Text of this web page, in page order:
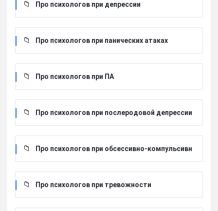
Про психологов при депрессии
Про психологов при панических атаках
Про психологов при ПА
Про психологов при послеродовой депрессии
Про психологов при обсессивно-компульсивн
Про психологов при тревожности